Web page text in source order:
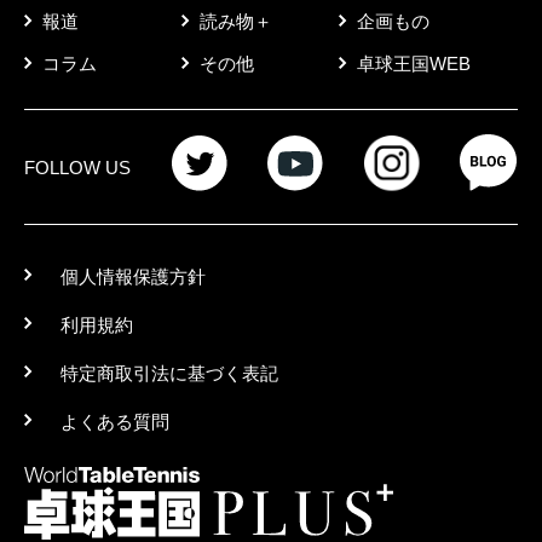
報道 読み物＋ 企画もの
コラム その他 卓球王国WEB
FOLLOW US
個人情報保護方針
利用規約
特定商取引法に基づく表記
よくある質問